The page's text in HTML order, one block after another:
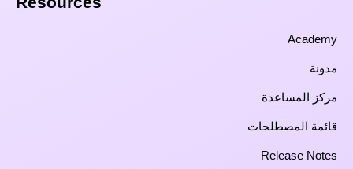
Academy
مدونة
مركز المساعدة
قائمة المصطلحات
Release Notes